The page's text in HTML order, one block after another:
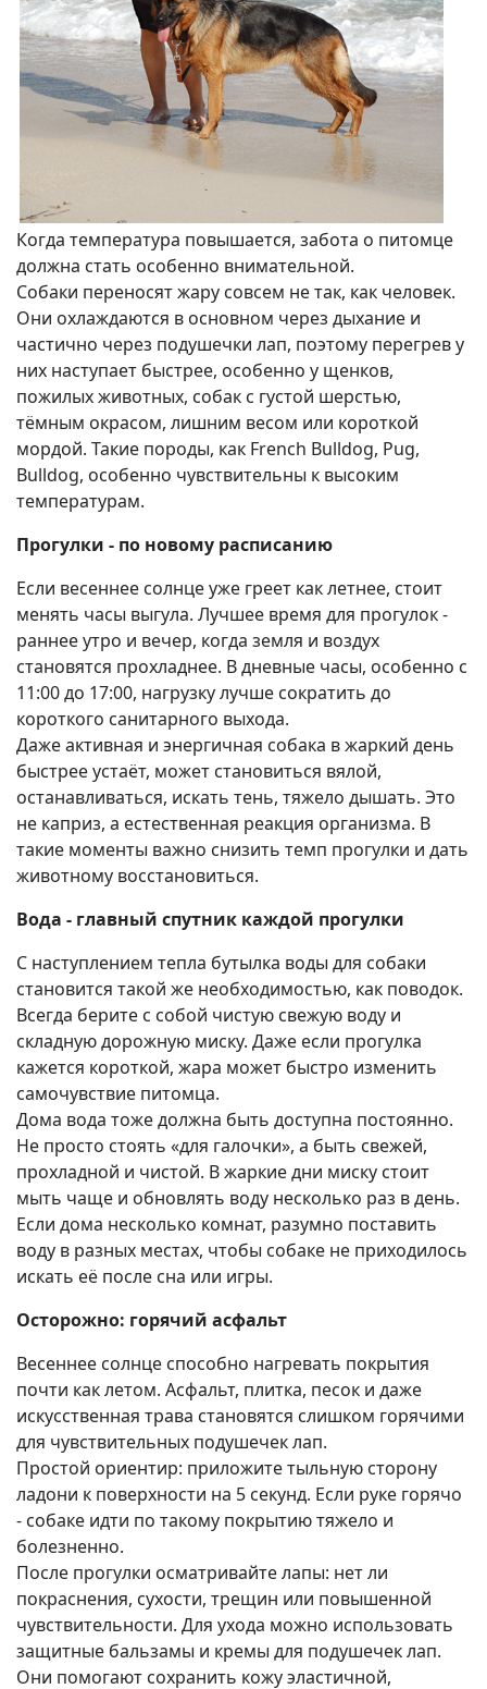
Когда температура повышается, забота о питомце
должна стать особенно внимательной.
Собаки переносят жару совсем не так, как человек.
Они охлаждаются в основном через дыхание и
частично через подушечки лап, поэтому перегрев у
них наступает быстрее, особенно у щенков,
пожилых животных, собак с густой шерстью,
тёмным окрасом, лишним весом или короткой
мордой. Такие породы, как French Bulldog, Pug,
Bulldog, особенно чувствительны к высоким
температурам.
Прогулки - по новому расписанию
Если весеннее солнце уже греет как летнее, стоит
менять часы выгула. Лучшее время для прогулок -
раннее утро и вечер, когда земля и воздух
становятся прохладнее. В дневные часы, особенно с
11:00 до 17:00, нагрузку лучше сократить до
короткого санитарного выхода.
Даже активная и энергичная собака в жаркий день
быстрее устаёт, может становиться вялой,
останавливаться, искать тень, тяжело дышать. Это
не каприз, а естественная реакция организма. В
такие моменты важно снизить темп прогулки и дать
животному восстановиться.
Вода - главный спутник каждой прогулки
С наступлением тепла бутылка воды для собаки
становится такой же необходимостью, как поводок.
Всегда берите с собой чистую свежую воду и
складную дорожную миску. Даже если прогулка
кажется короткой, жара может быстро изменить
самочувствие питомца.
Дома вода тоже должна быть доступна постоянно.
Не просто стоять «для галочки», а быть свежей,
прохладной и чистой. В жаркие дни миску стоит
мыть чаще и обновлять воду несколько раз в день.
Если дома несколько комнат, разумно поставить
воду в разных местах, чтобы собаке не приходилось
искать её после сна или игры.
Осторожно: горячий асфальт
Весеннее солнце способно нагревать покрытия
почти как летом. Асфальт, плитка, песок и даже
искусственная трава становятся слишком горячими
для чувствительных подушечек лап.
Простой ориентир: приложите тыльную сторону
ладони к поверхности на 5 секунд. Если руке горячо
- собаке идти по такому покрытию тяжело и
болезненно.
После прогулки осматривайте лапы: нет ли
покраснения, сухости, трещин или повышенной
чувствительности. Для ухода можно использовать
защитные бальзамы и кремы для подушечек лап.
Они помогают сохранить кожу эластичной,